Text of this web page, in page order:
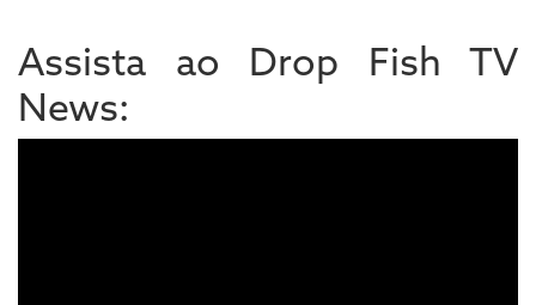
Assista ao Drop Fish TV
News: